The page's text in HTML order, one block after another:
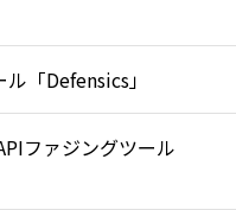
「Defensics」
ファジングツール